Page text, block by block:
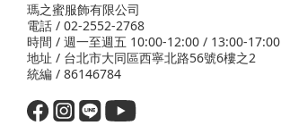
瑪之蜜服飾有限公司
電話 / 02-2552-2768
時間 / 週一至週五 10:00-12:00 / 13:00-17:00
地址 / 台北市大同區西寧北路56號6樓之2
統編 / 86146784